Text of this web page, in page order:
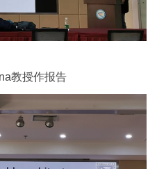
教授作报告